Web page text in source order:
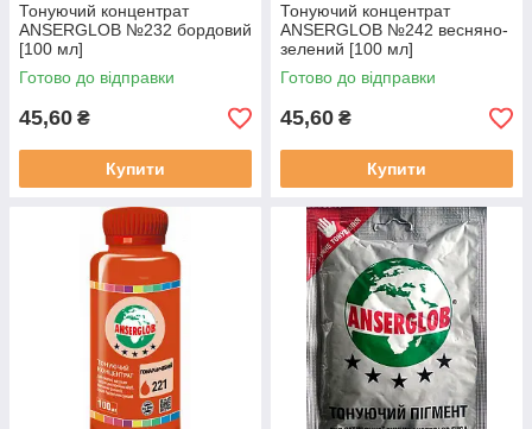
Тонуючий концентрат
ANSERGLOB №232 бордовий
[100 мл]
Готово до відправки
45,60 ₴
Купити
Тонуючий концентрат
ANSERGLOB №242 весняно-
зелений [100 мл]
Готово до відправки
45,60 ₴
Купити